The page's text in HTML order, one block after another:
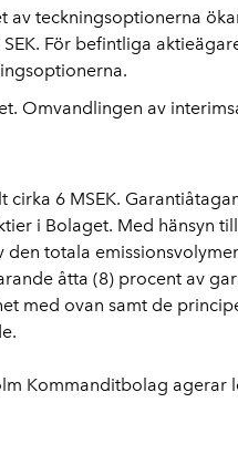
teckningsoptionerna
För befintliga
Omvandlingen av
6 MSEK.
i Bolaget. Med hänsyn
totala
åtta (8) procent av
med ovan samt de
Kommanditbolag agerar